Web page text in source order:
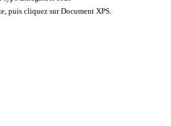
puis cliquez sur Document XPS.